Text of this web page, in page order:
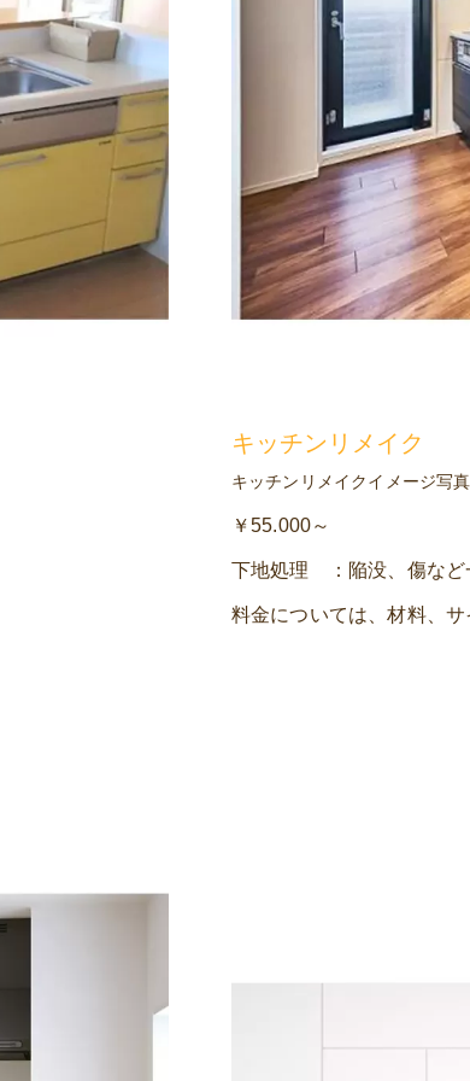
キッチンリメイク
キッチンリメイクイメージ写
￥55.000～
下地処理 ：陥没、傷など
料金については、材料、